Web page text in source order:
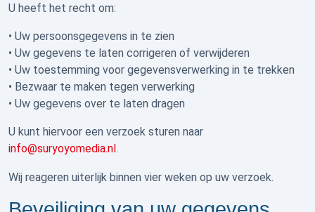
U heeft het recht om:
• Uw persoonsgegevens in te zien
• Uw gegevens te laten corrigeren of verwijderen
• Uw toestemming voor gegevensverwerking in te trekken
• Bezwaar te maken tegen verwerking
• Uw gegevens over te laten dragen
U kunt hiervoor een verzoek sturen naar
info@suryoyomedia.nl.
Wij reageren uiterlijk binnen vier weken op uw verzoek.